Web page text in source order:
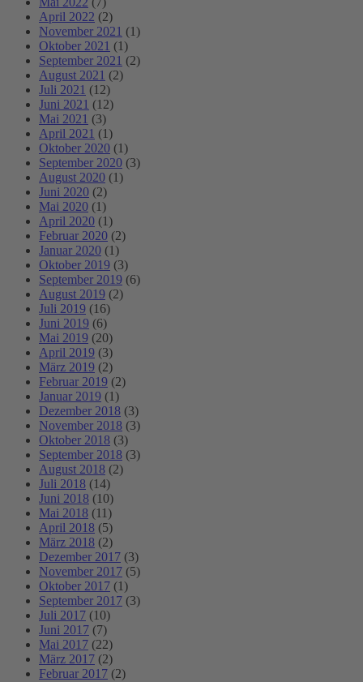
April 2022 (2)
November 2021 (1)
Oktober 2021 (1)
September 2021 (2)
August 2021 (2)
Juli 2021 (12)
Juni 2021 (12)
Mai 2021 (3)
April 2021 (1)
Oktober 2020 (1)
September 2020 (3)
August 2020 (1)
Juni 2020 (2)
Mai 2020 (1)
April 2020 (1)
Februar 2020 (2)
Januar 2020 (1)
Oktober 2019 (3)
September 2019 (6)
August 2019 (2)
Juli 2019 (16)
Juni 2019 (6)
Mai 2019 (20)
April 2019 (3)
März 2019 (2)
Februar 2019 (2)
Januar 2019 (1)
Dezember 2018 (3)
November 2018 (3)
Oktober 2018 (3)
September 2018 (3)
August 2018 (2)
Juli 2018 (14)
Juni 2018 (10)
Mai 2018 (11)
April 2018 (5)
März 2018 (2)
Dezember 2017 (3)
November 2017 (5)
Oktober 2017 (1)
September 2017 (3)
Juli 2017 (10)
Juni 2017 (7)
Mai 2017 (22)
März 2017 (2)
Februar 2017 (2)